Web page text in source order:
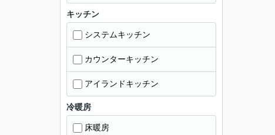
キッチン
システムキッチン
カウンターキッチン
アイランドキッチン
冷暖房
床暖房